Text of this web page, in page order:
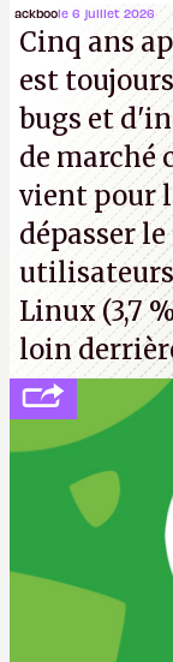
Microsoft,
de nombreux
ackboole 6 juillet 2026
Cinq ans
est
bugs et
de marché
vient pour
dépasser le
utilisateurs
Linux (3,7
loin